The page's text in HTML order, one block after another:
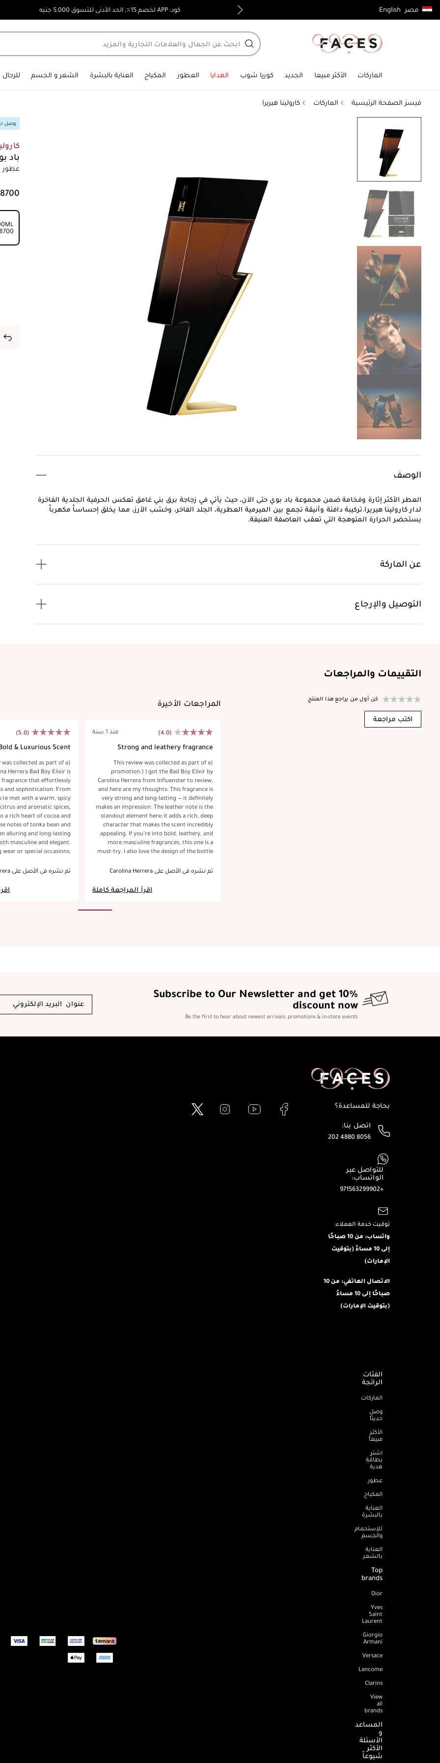
مصر English كود: APP لخصم 15٪, الحد الأدنى للتسوق 5,000 جنيه توصيل مجاني لجميع الطلبات فوق 4,000ج.م
الماركات الأكثر مبيعا الجديد كوريا شوب الهدايا العطور المكياج العناية بالبشرة الشعر و الجسم للرجال
فيسز الصفحة الرئيسية الماركات كارولينا هيريرا
الوصف
العطر الأكثر إثارة وفخامة ضمن مجموعة باد بوي حتى الآن، حيث يأتي في زجاجة برق بني غامق تعكس الحرفية الجلدية الفاخرة
لدار كارولينا هيريرا.تركيبة دافئة وأنيقة تجمع بين الميرمية العطرية، الجلد الفاخر، وخشب الأرز، مما يخلق إحساساً مكهرباً
يستحضر الحرارة المتوهجة التي تعقب العاصفة العنيفة.
عن الماركة
التوصيل والإرجاع
وصل
باد
عطور
100ML
⁦8700⁩ ج.م
التقييمات والمراجعات
كن أول من يراجع هذا المنتج
اكتب مراجعة
المراجعات الأخيرة
(4.0) منذ 1 سنة
Strong and leathery fragrance
(This review was collected as part of a
promotion.) I got the Bad Boy Elixir by
Carolina Herrera from Influenster to review,
and here are my thoughts: This fragrance is
very strong and long-lasting — it definitely
makes an impression. The leather note is the
standout element here; it adds a rich, deep
character that makes the scent incredibly
appealing. If you’re into bold, leathery, and
more masculine fragrances, this one is a
must-try. I also love the design of the bottle
adding to the overall premium feel. Overall,
recommend to anyone who enjoys a strong,
leather-forward fragrance.
تم نشره في الأصل على Carolina Herrera
اقرأ المراجعة كاملة
(5.0)
& Luxurious Scent
was collected as part of a
Herrera Bad Boy Elixir is
that effortlessly
and sophistication. From
met with a warm, spicy
and aromatic spices,
a rich heart of cocoa and
notes of tonka bean and
alluring and long-lasting
masculine and elegant.
wear or special occasions,
statement. The sleek,
a must-have for fragrance
تم نشره في الأصل على Carolina Herrera
Subscribe to Our Newsletter and get 10%
discount now
Be the first to hear about newest arrivals, promotions & in-store events
بحاجة للمساعدة؟
اتصل بنا:
202 4880 8056
للتواصل عبر
الواتساب:
+971563299902
توقيت خدمة العملاء:
واتساب: من 10 صباحًا
إلى 10 مساءُ (بتوقيت
الإمارات)
الاتصال الهاتفي: من 10
صباحًا إلى 10 مساءُ
(بتوقيت الإمارات)
الفئات
الرائجة
الماركات
وصل
حديثاً
الأكثر
مبيعاً
اشترِ
بطاقة
هدية
عطور
المكياج
العناية
بالبشرة
للإستحمام
والجسم
العناية
بالشعر
Top
brands
Dior
Yves
Saint
Laurent
Giorgio
Armani
Versace
Lancome
Clarins
View
all
brands
المساعد
و
الأسئلة
الأكثر
شيوعاً